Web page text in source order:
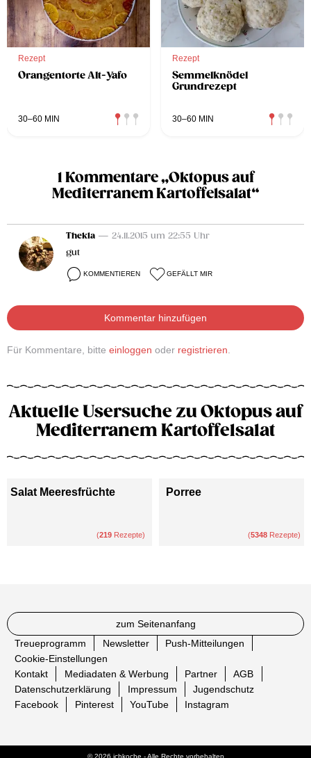
Rezept
Orangentorte Alt-Yafo
30–60 MIN
Rezept
Semmelknödel
Grundrezept
30–60 MIN
1 Kommentare „Oktopus auf
Mediterranem Kartoffelsalat“
Thekla — 24.11.2015 um 22:55 Uhr
gut
KOMMENTIEREN GEFÄLLT MIR
Kommentar hinzufügen
Für Kommentare, bitte einloggen oder registrieren.
Aktuelle Usersuche zu Oktopus auf
Mediterranem Kartoffelsalat
Salat Meeresfrüchte
(219 Rezepte)
Porree
(5348 Rezepte)
zum Seitenanfang
Treueprogramm
Newsletter
Push-Mitteilungen
Cookie-Einstellungen
Kontakt
Mediadaten & Werbung Partner
AGB
Datenschutzerklärung
Impressum
Jugendschutz
Facebook
Pinterest YouTube Instagram